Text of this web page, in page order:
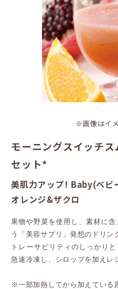
※画像はイ
モーニングスイッチ
セット*
美肌力アップ! Baby(ベビ
オレンジ&ザクロ
果物や野菜を使用し、素材に
う「美容サプリ」発想のドリン
トレーサビリティのしっかり
急速冷凍し、シロップを加えレ
※一部加熱してから加えている